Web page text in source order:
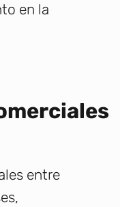
en la
entre